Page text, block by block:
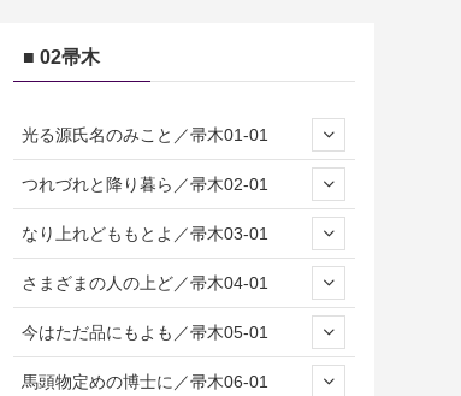
■ 02帚木
光る源氏名のみこと／帚木01-01
つれづれと降り暮ら／帚木02-01
なり上れどももとよ／帚木03-01
さまざまの人の上ど／帚木04-01
今はただ品にもよも／帚木05-01
馬頭物定めの博士に／帚木06-01